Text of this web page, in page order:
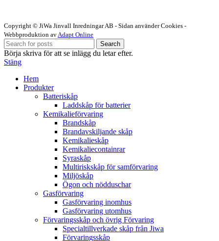
Copyright © JiWa Jinvall Inredningar AB - Sidan använder Cookies -
Webbproduktion av Adapt Online
Search
Börja skriva för att se inlägg du letar efter.
Stäng
Hem
Produkter
Batteriskåp
Laddskåp för batterier
Kemikalieförvaring
Brandskåp
Brandavskiljande skåp
Kemikalieskåp
Kemikaliecontainrar
Syraskåp
Multiriskskåp för samförvaring
Miljöskåp
Ögon och nödduschar
Gasförvaring
Gasförvaring inomhus
Gasförvaring utomhus
Förvaringsskåp och övrig Förvaring
Specialtillverkade skåp från Jiwa
Förvaringsskåp